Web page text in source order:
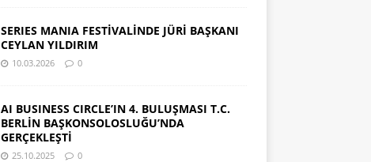
SERIES MANIA FESTİVALİNDE JÜRİ BAŞKANI
CEYLAN YILDIRIM
10.03.2026 0
AI BUSINESS CIRCLE’IN 4. BULUŞMASI T.C.
BERLİN BAŞKONSOLOSLUĞU’NDA
GERÇEKLEŞTİ
25.10.2025 0